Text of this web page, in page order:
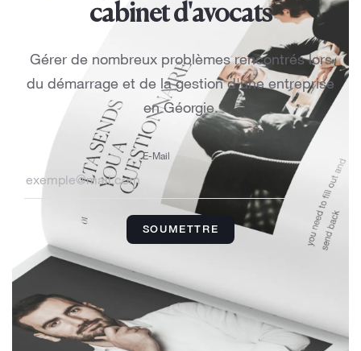
cabinet d'avocats
Gérer de nombreux problèmes rencontrés lors
du démarrage et de la gestion d'une entreprise
en Géorgie.
E-Mail
SOUMETTRE